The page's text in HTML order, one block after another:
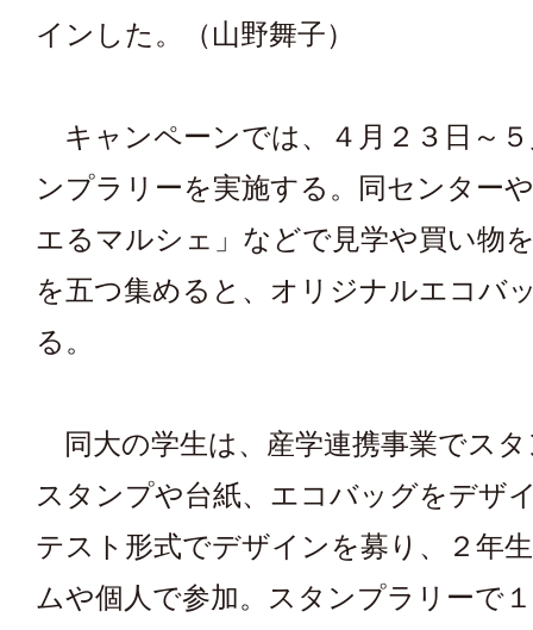
インした。（山野舞子）
キャンペーンでは、４月２３日～
ンプラリーを実施する。同センター
エるマルシェ」などで見学や買い物
を五つ集めると、オリジナルエコバ
る。
同大の学生は、産学連携事業でス
スタンプや台紙、エコバッグをデザ
テスト形式でデザインを募り、２年
ムや個人で参加。スタンプラリーで